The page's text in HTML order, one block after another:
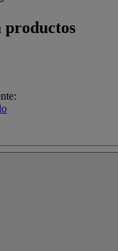
productos